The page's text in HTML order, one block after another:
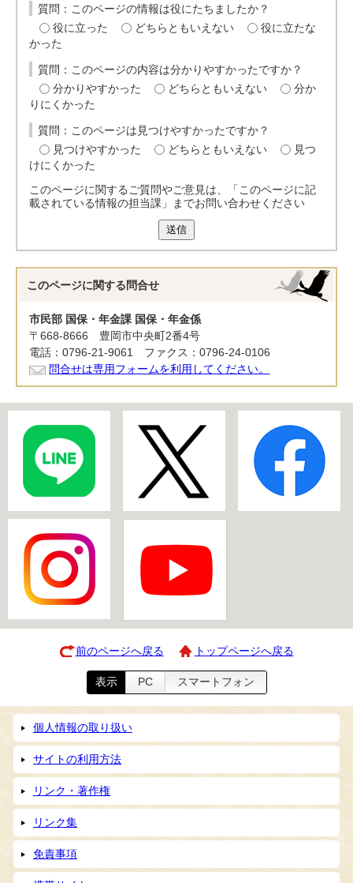
質問：このページの情報は役にたちましたか？
役に立った
どちらともいえない
役に立たな
かった
質問：このページの内容は分かりやすかったですか？
分かりやすかった
どちらともいえない
分か
りにくかった
質問：このページは見つけやすかったですか？
見つけやすかった
どちらともいえない
見つ
けにくかった
このページに関するご質問やご意見は、「このページに記
載されている情報の担当課」までお問い合わせください
送信
このページに関する 問合せ
市民部 国保・年金課 国保・年金係
〒668-8666 豊岡市中央町2番4号
電話：0796-21-9061 ファクス：0796-24-0106
問合せは専用フォームを利用してください。
前のページへ戻る トップページへ戻る
表示 PC スマートフォン
個人情報の取り扱い
サイトの利用方法
リンク・著作権
リンク集
免責事項